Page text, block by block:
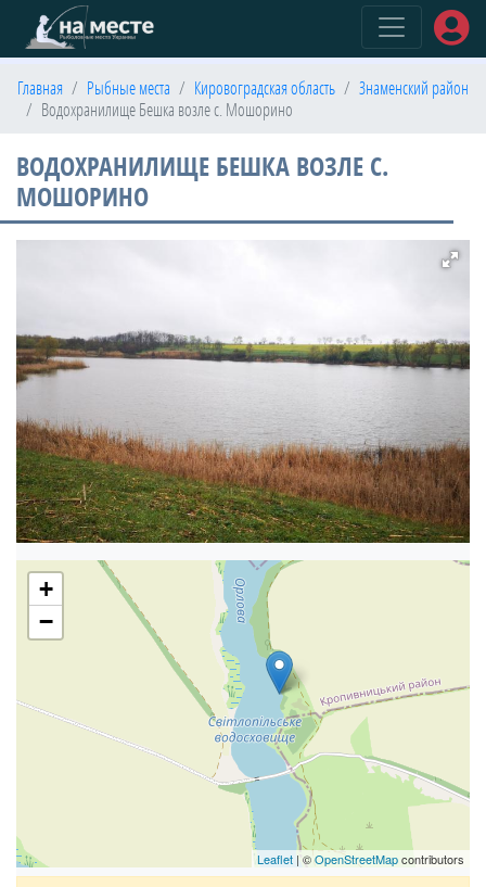
Главная Рыбные места Кировоградская область
Знаменский район
Водохранилище Бешка возле с. Мошорино
ВОДОХРАНИЛИЩЕ БЕШКА ВОЗЛЕ С.
МОШОРИНО
+
−
Leaflet | ©OpenStreetMapcontributors